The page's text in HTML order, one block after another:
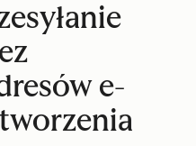
e-